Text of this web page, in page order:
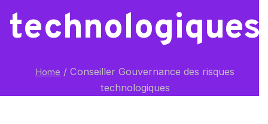
technologiques
Home / Conseiller Gouvernance des risques
technologiques